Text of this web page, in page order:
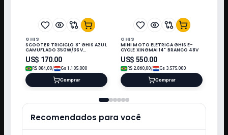
GHIS
SCOOTER TRICICLO 8" GHIS AZUL
CAMUFLADO 350W/36V
3.0MAH/120KG
US$ 170.00
R$ 884,00/ Gs 1.105.000
Comprar
GHIS
MINI MOTO ELETRICA GHIS E-
CYCLE XINGMAI 14" BRANCO 48V
US$ 550.00
R$ 2.860,00/ Gs 3.575.000
Comprar
Recomendados para você